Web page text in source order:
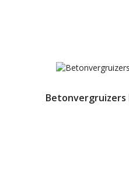
Betonvergruizers